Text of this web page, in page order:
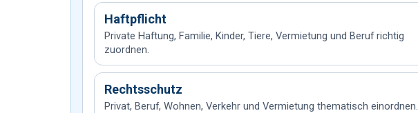
Haftpflicht
Private Haftung, Familie, Kinder, Tiere, Vermietung und Beruf richtig
zuordnen.
Rechtsschutz
Privat, Beruf, Wohnen, Verkehr und Vermietung thematisch einordnen.